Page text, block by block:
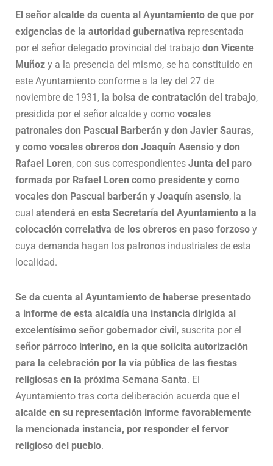
El señor alcalde da cuenta al Ayuntamiento de que por
exigencias de la autoridad gubernativa representada
por el señor delegado provincial del trabajo don Vicente
Muñoz y a la presencia del mismo, se ha constituido en
este Ayuntamiento conforme a la ley del 27 de
noviembre de 1931, l a bolsa de contratación del trabajo,
presidida por el señor alcalde y como vocales
patronales don Pascual Barberán y don Javier Sauras,
y como vocales obreros don Joaquín Asensio y don
Rafael Loren, con sus correspondientes Junta del paro
formada por Rafael Loren como presidente y como
vocales don Pascual barberán y Joaquín asensio, la
cual atenderá en esta Secretaría del Ayuntamiento a la
colocación correlativa de los obreros en paso forzoso y
cuya demanda hagan los patronos industriales de esta
localidad.
Se da cuenta al Ayuntamiento de haberse presentado
a informe de esta alcaldía una instancia dirigida al
excelentísimo señor gobernador civi l, suscrita por el
señor párroco interino, en la que solicita autorización
para la celebración por la vía pública de las fiestas
religiosas en la próxima Semana Santa. El
Ayuntamiento tras corta deliberación acuerda que el
alcalde en su representación informe favorablemente
la mencionada instancia, por responder el fervor
religioso del pueblo.